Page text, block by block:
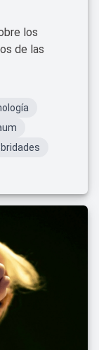
los
de las